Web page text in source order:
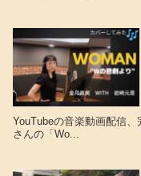
YouTubeの音楽動画配信
さんの「Wo...